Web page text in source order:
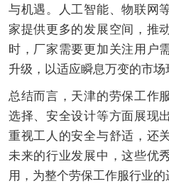
与机遇。人工智能、物联网
家提供更多的发展空间，推
时，厂家需要更加关注用户
升级，以适应瞬息万变的市场
总结而言，天津的劳保工作
选择、安全设计等方面展现
重视工人的安全与舒适，还
未来的行业发展中，这些优
用，为整个劳保工作服行业的